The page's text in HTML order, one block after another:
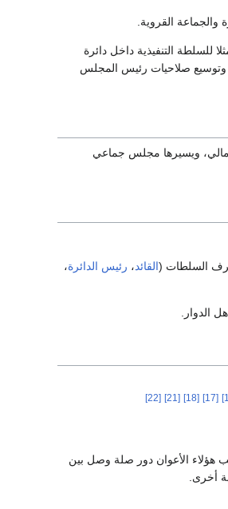
القروية.
للسلطة التنفيذية داخل دائرة
وتوسيع صلاحيات رئيس المجلس
ومالي، ويسيرها مجلس جماعي
السلطات (القائد، رئيس الدائرة،
الدوار.
[17]
[18]
[21]
[22]
هؤلاء الأعوان دور صلة وصل بين
أخرى.